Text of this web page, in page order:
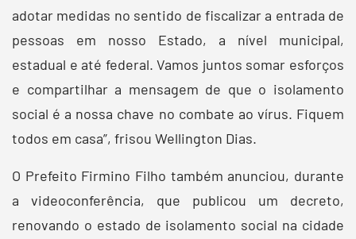
adotar medidas no sentido de fiscalizar a entrada de
pessoas em nosso Estado, a nível municipal,
estadual e até federal. Vamos juntos somar esforços
e compartilhar a mensagem de que o isolamento
social é a nossa chave no combate ao vírus. Fiquem
todos em casa”, frisou Wellington Dias.
O Prefeito Firmino Filho também anunciou, durante
a videoconferência, que publicou um decreto,
renovando o estado de isolamento social na cidade